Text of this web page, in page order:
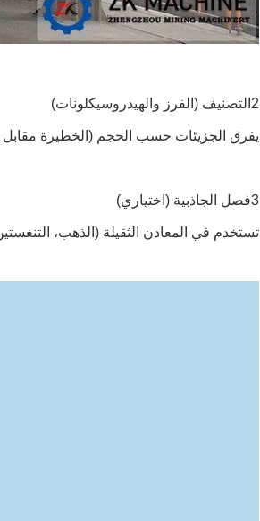
2التصنيف (الفرز والهيدروسيكلونات)
يفرق الجزيئات حسب الحجم (الخطيرة مقابل
3فصل الجاذبية (اختياري)
تستخدم في المعادن الثقيلة (الذهب،